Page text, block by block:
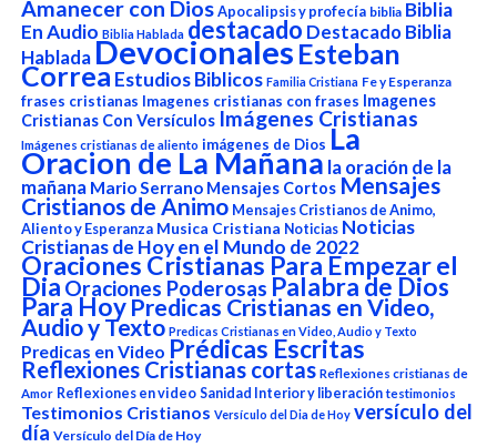
Amanecer con Dios Apocalipsis y profecía biblia Biblia
En Audio Biblia Hablada destacado Destacado Biblia
HabladaDevocionalesEsteban
Correa Estudios Biblicos Familia Cristiana Fe y Esperanza
frases cristianas Imagenes cristianas con frases Imagenes
Cristianas Con Versículos Imágenes Cristianas
Imágenes cristianas de aliento imágenes de Dios La
Oracion de La Mañana la oración de la
mañana Mario Serrano Mensajes Cortos Mensajes
Cristianos de Animo Mensajes Cristianos de Animo,
Aliento y Esperanza Musica Cristiana Noticias Noticias
Cristianas de Hoy en el Mundo de 2022
Oraciones Cristianas Para Empezar el
Dia Oraciones Poderosas Palabra de Dios
Para Hoy Predicas Cristianas en Video,
Audio y Texto Predicas Cristianas en Video, Audio y Texto
Predicas en Video Prédicas Escritas
Reflexiones Cristianas cortas Reflexiones cristianas de
Amor Reflexiones en video Sanidad Interior y liberación testimonios
Testimonios Cristianos Versículo del Dia de Hoy versículo del
día Versículo del Día de Hoy